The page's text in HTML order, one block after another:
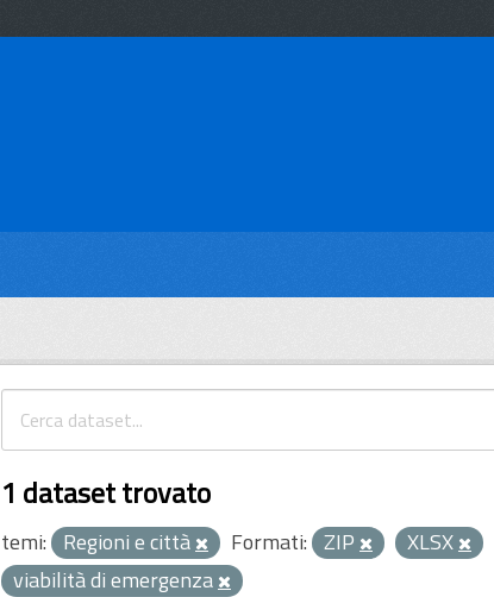
1 dataset trovato
temi: Regioni e città Formati: ZIP XLSX
viabilità di emergenza